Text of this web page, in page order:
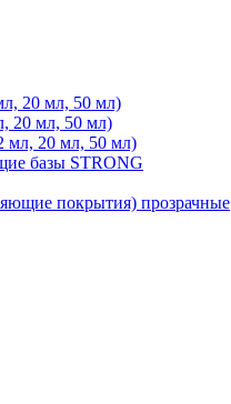
20 мл, 50 мл)
20 мл, 50 мл)
мл, 20 мл, 50 мл)
базы STRONG
покрытия) прозрачные